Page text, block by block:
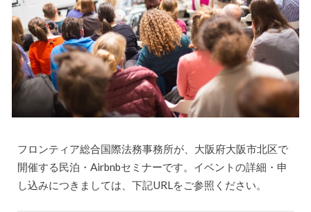
フロンティア総合国際法務事務所が、大阪府大阪市北区で
開催する民泊・Airbnbセミナーです。イベントの詳細・申
し込みにつきましては、下記URLをご参照ください。